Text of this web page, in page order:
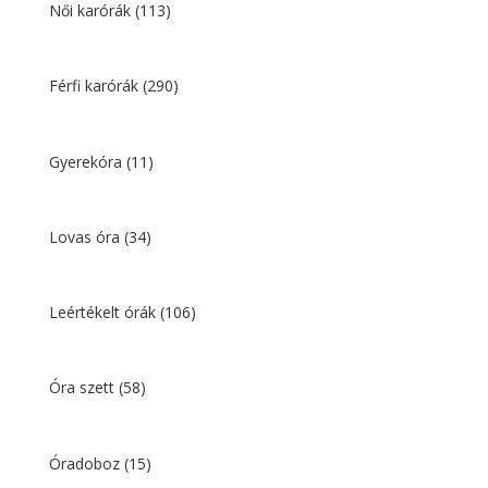
990 Ft.
Női karórák (113)
Férfi karórák (290)
Gyerekóra (11)
Lovas óra (34)
Leértékelt órák (106)
Óra szett (58)
Óradoboz (15)